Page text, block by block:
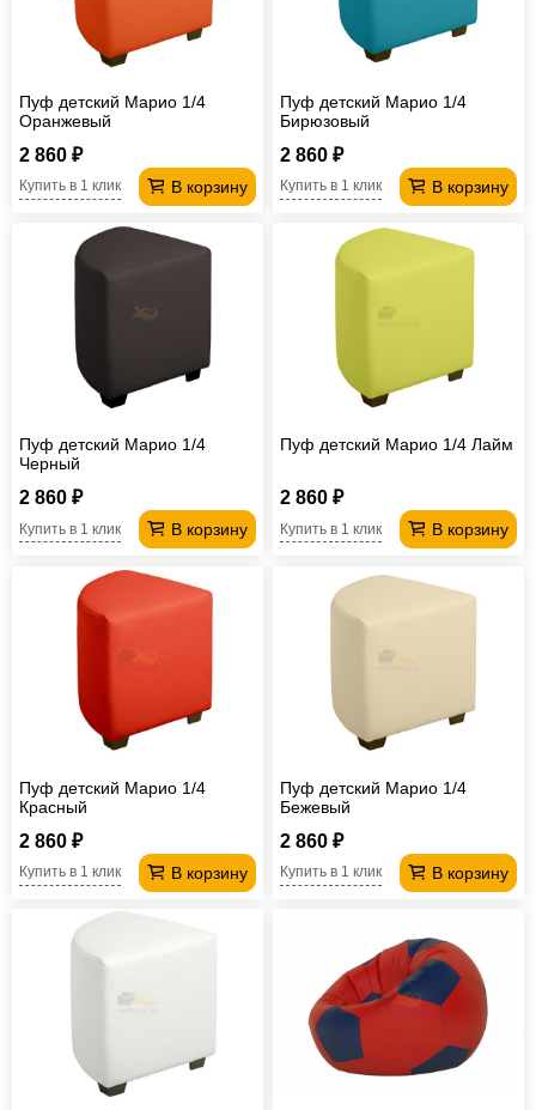
Косметологическое
оборудование
Пуф детский Марио 1/4
Оранжевый
2 860 ₽
В корзину
Купить в 1 клик
Пуф детский Марио 1/4
Бирюзовый
2 860 ₽
В корзину
Купить в 1 клик
Пуф детский Марио 1/4
Черный
2 860 ₽
В корзину
Купить в 1 клик
Пуф детский Марио 1/4 Лайм
2 860 ₽
В корзину
Купить в 1 клик
Пуф детский Марио 1/4
Красный
2 860 ₽
В корзину
Купить в 1 клик
Пуф детский Марио 1/4
Бежевый
2 860 ₽
В корзину
Купить в 1 клик